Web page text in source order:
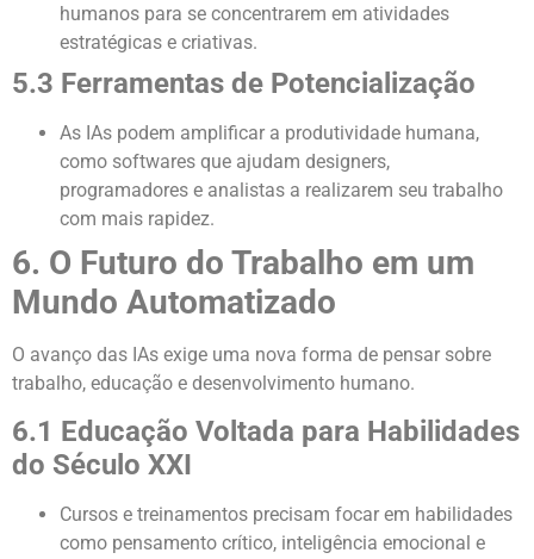
humanos para se concentrarem em atividades
estratégicas e criativas.
5.3 Ferramentas de Potencialização
As IAs podem amplificar a produtividade humana,
como softwares que ajudam designers,
programadores e analistas a realizarem seu trabalho
com mais rapidez.
6. O Futuro do Trabalho em um
Mundo Automatizado
O avanço das IAs exige uma nova forma de pensar sobre
trabalho, educação e desenvolvimento humano.
6.1 Educação Voltada para Habilidades
do Século XXI
Cursos e treinamentos precisam focar em habilidades
como pensamento crítico, inteligência emocional e